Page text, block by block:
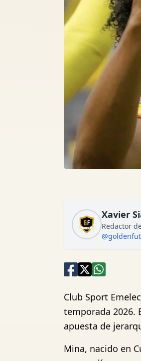
Xavier
Redactor
Club Sport
temporada 2026.
apuesta de
Mina, nacido en